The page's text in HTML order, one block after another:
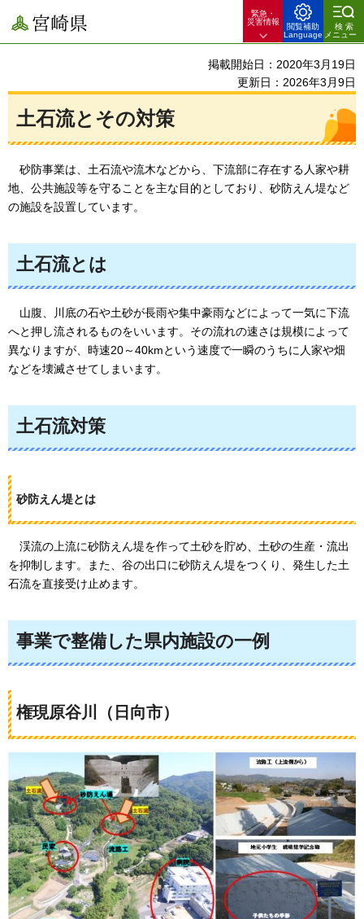
宮崎県
緊急・
災害情報
閲覧補助
Language
検索
メニュー
掲載開始日：2020年3月19日
更新日：2026年3月9日
土石流とその対策
砂防事業は、土石流や流木などから、下流部に存在する人家や耕
地、公共施設等を守ることを主な目的としており、砂防えん堤など
の施設を設置しています。
土石流とは
山腹、
川底の石や土砂が長雨や集中豪雨などによって一気に下流
へと押し流されるものをいいます。その流れの速さは規模によって
異なりますが、時速20～40kmという速度で一瞬のうちに人家や畑
などを壊滅させてしまいます。
土石流対策
砂防えん堤とは
渓流の上流に砂防えん堤を作って土砂を貯め、土砂の生産・流出
を抑制します。また、谷の出口に砂防えん堤をつくり、発生した土
石流を直接受け止めます。
事業で整備した県内施設の一例
権現原谷川（日向市）